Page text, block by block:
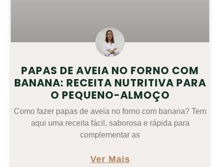
PAPAS DE AVEIA NO FORNO COM
BANANA: RECEITA NUTRITIVA PARA
O PEQUENO-ALMOÇO
Como fazer papas de aveia no forno com banana? Tem
aqui uma receita fácil, saborosa e rápida para
complementar as
Ver Mais